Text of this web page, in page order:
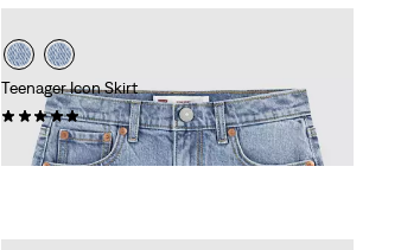
Teenager Icon Skirt
(1)
39,95 €